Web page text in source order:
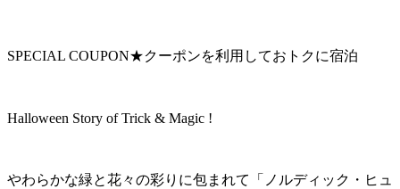
SPECIAL COUPON★クーポンを利用しておトクに宿泊
Halloween Story of Trick & Magic !
やわらかな緑と花々の彩りに包まれて「ノルディック・ヒュ